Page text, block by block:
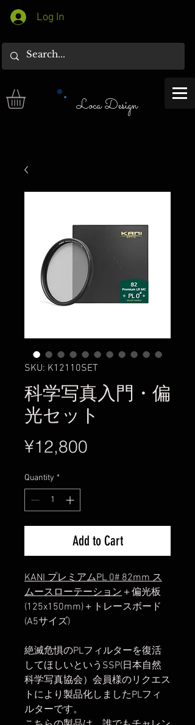
Log In
Loca Design
SKU: K12110SET
科学写真入門・偏
光セット
¥12,800
Quantity *
Add to Cart
KANI プレミアムPL 0# 82mm ス
ムースローテーション ＋偏光板
(125x150mm)＋トレースボード
(A5サイズ)
絶滅危惧のPLフィルターを復活
してほしいというSSP(日本自然
科学写真協会）会員様のリクエス
トにより製品化しましたPLフィ
ルターです。